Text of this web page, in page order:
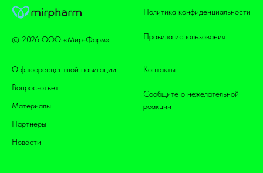
© 2026 ООО «Мир-Фарм»
Политика конфиденциальности
Правила использования
О флюоресцентной навигации
Вопрос-ответ
Материалы
Партнеры
Новости
Контакты
Сообщите о нежелательной
реакции